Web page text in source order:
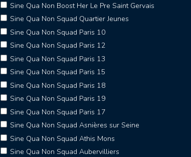
Sine Qua Non Boost Her Le Pre Saint Gervais
Sine Qua Non Squad Quartier Jeunes
Sine Qua Non Squad Paris 10
Sine Qua Non Squad Paris 12
Sine Qua Non Squad Paris 13
Sine Qua Non Squad Paris 15
Sine Qua Non Squad Paris 18
Sine Qua Non Squad Paris 19
Sine Qua Non Squad Paris 17
Sine Qua Non Squad Asnières sur Seine
Sine Qua Non Squad Athis Mons
Sine Qua Non Squad Aubervilliers